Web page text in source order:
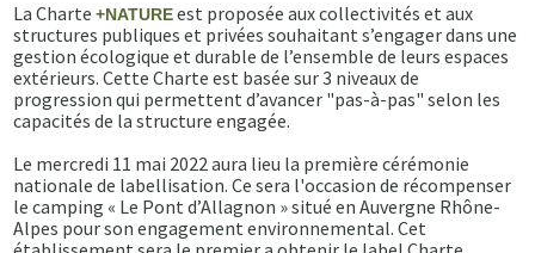
La Charte+NATUREest proposée aux collectivités et aux
structures publiques et privées souhaitant s’engager dans une
gestion écologique et durable de l’ensemble de leurs espaces
extérieurs. Cette Charte est basée sur 3 niveaux de
progression qui permettent d’avancer "pas-à-pas" selon les
capacités de la structure engagée.
Le mercredi 11 mai 2022 aura lieu la première cérémonie
nationale de labellisation. Ce sera l'occasion de récompenser
le camping « Le Pont d’Allagnon » situé en Auvergne Rhône-
Alpes pour son engagement environnemental. Cet